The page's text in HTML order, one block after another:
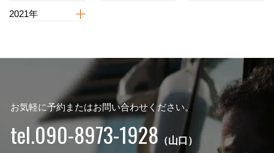
2021年
お気軽に予約またはお問い合わせください。
tel.090-8973-1928 （山口）